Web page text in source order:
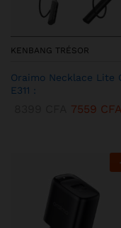
KENBANG TRÉSOR
Oraimo Necklace Lite
E311 :
7559 CFA